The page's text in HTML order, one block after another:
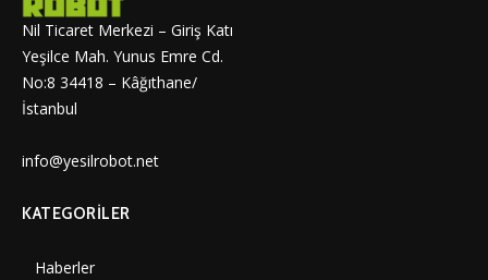
Nil Ticaret Merkezi – Giriş Katı
Yeşilce Mah. Yunus Emre Cd.
No:8 34418 – Kâğıthane/
İstanbul
info@yesilrobot.net
KATEGORILER
Haberler